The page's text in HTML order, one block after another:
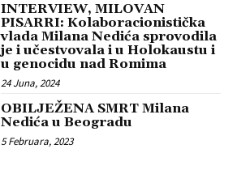
INTERVIEW, MILOVAN
PISARRI: Kolaboracionistička
vlada Milana Nedića sprovodila
je i učestvovala i u Holokaustu i
u genocidu nad Romima
24 Juna, 2024
OBILJEŽENA SMRT Milana
Nedića u Beogradu
5 Februara, 2023